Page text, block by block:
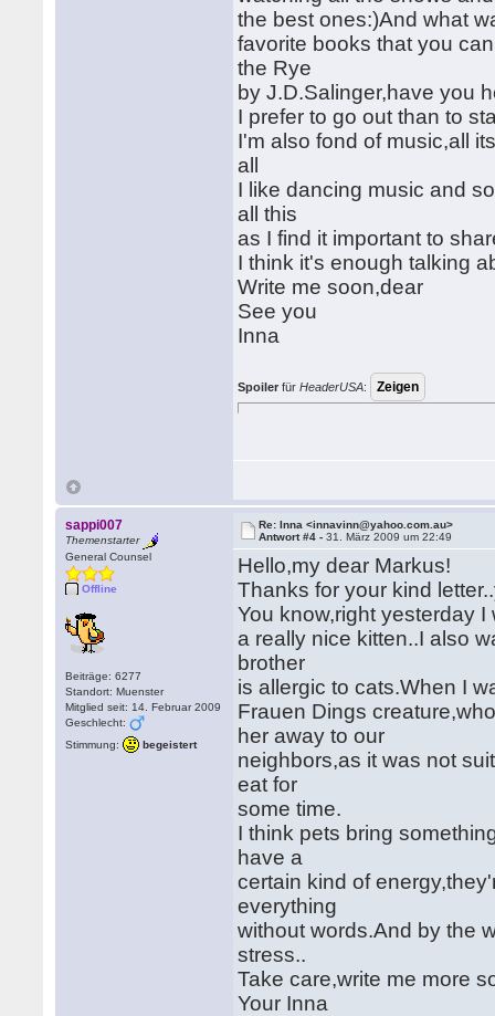
the best ones:)And what
favorite books that you
the Rye
by J.D.Salinger,have you
I prefer to go out than to
I'm also fond of music,all
all
I like dancing music and
all this
as I find it important to
I think it's enough talking
Write me soon,dear
See you
Inna
Spoiler fürHeaderUSA:
sappi007
Themenstarter
General Counsel
Offline
Beiträge: 6277
Standort: Muenster
Mitglied seit: 14. Februar 2009
Geschlecht:
Stimmung:
begeistert
Re: Inna <innavinn@yahoo.com.au>
Antwort #4 -31. März 2009 um 22:49
Hello,my dear Markus!
Thanks for your kind
You know,right yesterday
a really nice kitten..I also
brother
is allergic to cats.When I
Frauen Dings
her away to our
neighbors,as it was not
eat for
some time.
I think pets bring
have a
certain kind of
everything
without words.And by the
stress..
Take care,write me more
Your Inna